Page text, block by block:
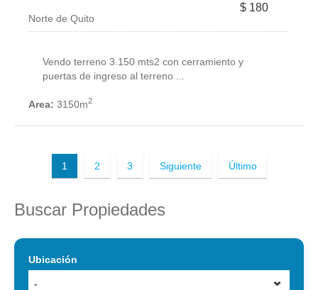
$ 180
Norte de Quito
Vendo terreno 3.150 mts2 con cerramiento y
puertas de ingreso al terreno ...
Area: 3150m2
1 2 3 Siguiente Último
Buscar Propiedades
Ubicación
-